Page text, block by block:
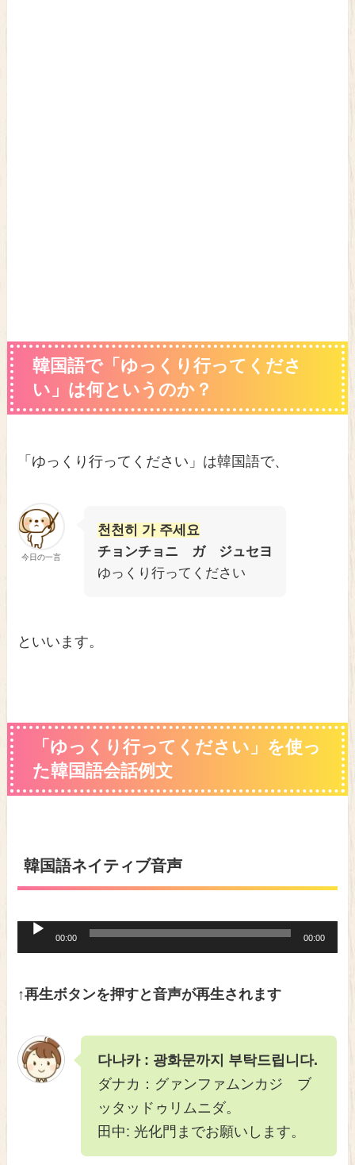
韓国語で「ゆっくり行ってくださ
い」は何というのか？
「ゆっくり行ってください」は韓国語で、
今日の一言
천천히 가 주세요
チョンチョニ ガ ジュセヨ
ゆっくり行ってください
といいます。
「ゆっくり行ってください」を使っ
た韓国語会話例文
韓国語ネイティブ音声
声
プ
ー
ヤ
ー
00:00 00:00
↑再生ボタンを押すと音声が再生されます
다나카 : 광화문까지 부탁드립니다.
ダナカ：グァンファムンカジ ブ
ッタッドゥリムニダ。
田中: 光化門までお願いします。